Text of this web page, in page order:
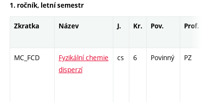
1. ročník, letní semestr
Zkratka Název J. Kr. Pov. Prof.
MC_FCD
Fyzikální chemie
disperzí
cs 6 Povinný PZ